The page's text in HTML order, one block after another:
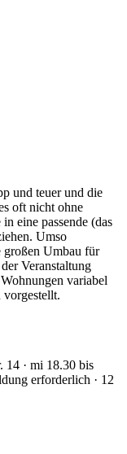
und teuer und die
oft nicht ohne
eine passende (das
Umso
großen Umbau für
Veranstaltung
variabel
vorgestellt.
14 · mi 18.30 bis
erforderlich · 12